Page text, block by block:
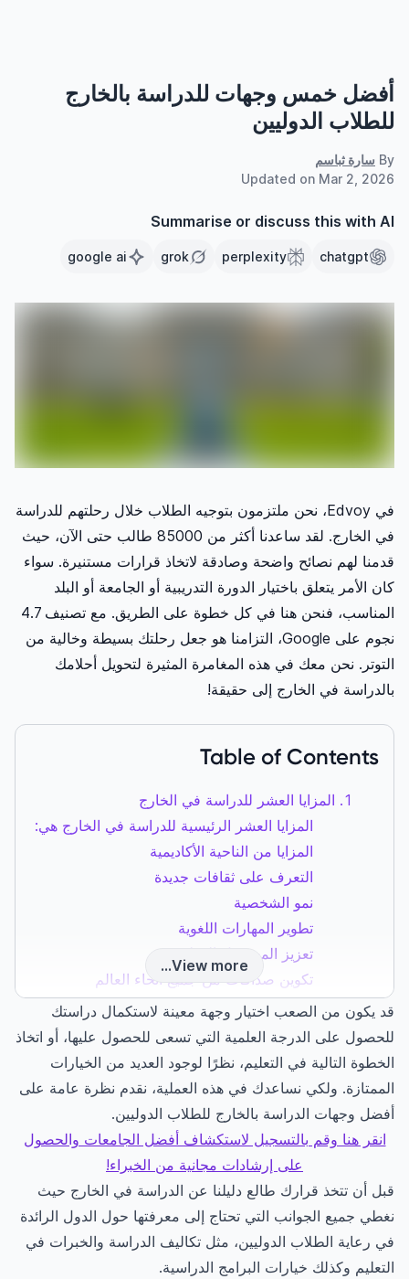
أفضل خمس وجهات للدراسة بالخارج
للطلاب الدوليين
By سارة ثباسم
Updated on Mar 2, 2026
Summarise or discuss this with AI
chatgpt
perplexity
grok
google ai
في Edvoy، نحن ملتزمون بتوجيه الطلاب خلال رحلتهم للدراسة
في الخارج. لقد ساعدنا أكثر من 85000 طالب حتى الآن، حيث
قدمنا ​​لهم نصائح واضحة وصادقة لاتخاذ قرارات مستنيرة. سواء
كان الأمر يتعلق باختيار الدورة التدريبية أو الجامعة أو البلد
المناسب، فنحن هنا في كل خطوة على الطريق. مع تصنيف 4.7
نجوم على Google، التزامنا هو جعل رحلتك بسيطة وخالية من
التوتر. نحن معك في هذه المغامرة المثيرة لتحويل أحلامك
بالدراسة في الخارج إلى حقيقة!
Table of Contents
المزايا العشر للدراسة في الخارج
المزايا العشر الرئيسية للدراسة في الخارج هي:
المزايا من الناحية الأكاديمية
التعرف على ثقافات جديدة
نمو الشخصية
تطوير المهارات اللغوية
تعزيز المستقبل الوظيفي
تكوين صداقات من جميع أنحاء العالم
تطوير مهارات حل المشكلات
توسيع الآفاق
تعلُم كيفية التكيف مع الظروف المحيطة
بناء الثقة
الأسئلة الشائعة
View more...
قد يكون من الصعب اختيار وجهة معينة لاستكمال دراستك
للحصول على الدرجة العلمية التي تسعى للحصول عليها، أو اتخاذ
الخطوة التالية في التعليم، نظرًا لوجود العديد من الخيارات
الممتازة. ولكي نساعدك في هذه العملية، نقدم نظرة عامة على
أفضل وجهات الدراسة بالخارج للطلاب الدوليين.
انقر هنا وقم بالتسجيل لاستكشاف أفضل الجامعات والحصول
على إرشادات مجانية من الخبراء!
قبل أن تتخذ قرارك طالع دليلنا عن الدراسة في الخارج حيث
نغطي جميع الجوانب التي تحتاج إلى معرفتها حول الدول الرائدة
في رعاية الطلاب الدوليين، مثل تكاليف الدراسة والخبرات في
التعليم وكذلك خيارات البرامج الدراسية.